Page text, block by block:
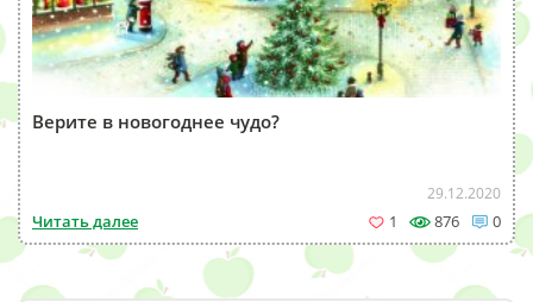
Верите в новогоднее чудо?
29.12.2020
Читать далее 1 876 0